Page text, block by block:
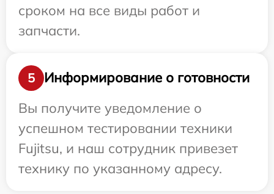
сроком на все виды работ и
запчасти.
5
Информирование о готовности
Вы получите уведомление о
успешном тестировании техники
Fujitsu, и наш сотрудник привезет
технику по указанному адресу.